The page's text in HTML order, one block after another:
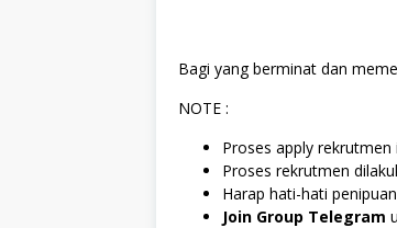
Bagi yang berminat dan
NOTE :
Proses apply
Proses rekrutmen
Harap hati-hati
Join Group Telegram